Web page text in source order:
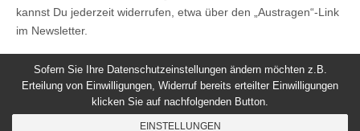
kannst Du jederzeit widerrufen, etwa über den „Austragen“-Link
im Newsletter.
Sofern Sie Ihre Datenschutzeinstellungen ändern möchten z.B.
Erteilung von Einwilligungen, Widerruf bereits erteilter Einwilligungen
klicken Sie auf nachfolgenden Button.
EINSTELLUNGEN